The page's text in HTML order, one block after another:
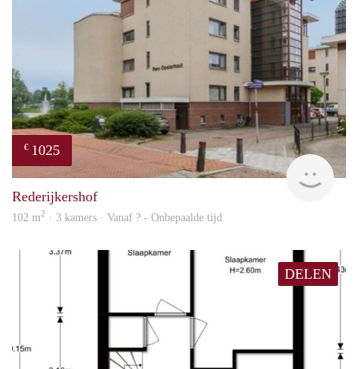
€ 1025
Rederijkershof
102 m2 · 3 kamers · Vanaf ? - Onbepaalde tijd
DELEN